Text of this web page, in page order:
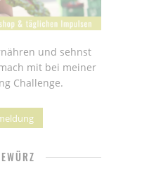
und sehnst
mit bei meiner
Challenge.